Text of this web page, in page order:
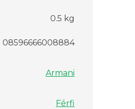
0.5 kg
08596666008884
Armani
Férfi